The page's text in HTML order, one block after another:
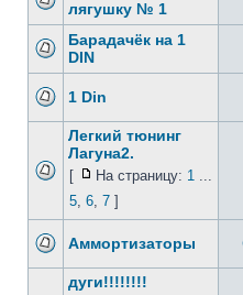
лягушку № 1
Барадачёк на 1
DIN
1 Din
Легкий тюнинг
Лагуна2.
[ На страницу: 1 ...
5, 6, 7 ]
Аммортизаторы
дуги!!!!!!!!